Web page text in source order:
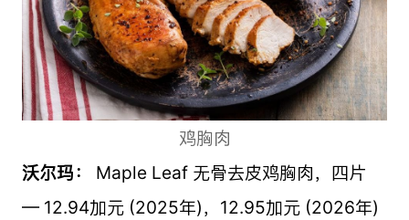
鸡胸肉
沃尔玛：
Maple Leaf 无骨去皮鸡胸肉，四片
— 12.94加元 (2025年)，12.95加元 (2026年)